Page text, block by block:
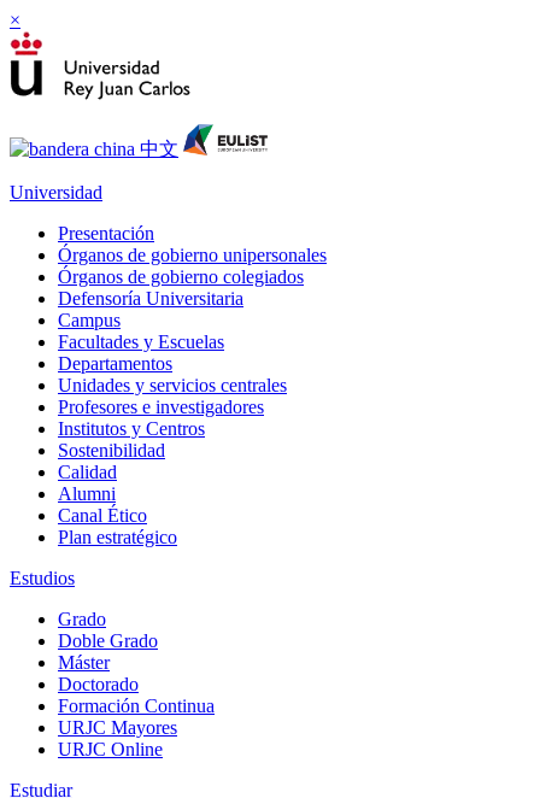
×
Universidad
Presentación
Órganos de gobierno unipersonales
Órganos de gobierno colegiados
Defensoría Universitaria
Campus
Facultades y Escuelas
Departamentos
Unidades y servicios centrales
Profesores e investigadores
Institutos y Centros
Sostenibilidad
Calidad
Alumni
Canal Ético
Plan estratégico
Estudios
Grado
Doble Grado
Máster
Doctorado
Formación Continua
URJC Mayores
URJC Online
Estudiar